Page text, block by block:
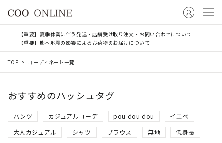
【重要】夏季休業に伴う発送・店舗受け取り注文・お問い合わせについて
【重要】熊本地震の影響によるお荷物のお届けについて
TOP コーディネート一覧
おすすめのハッシュタグ
パンツ カジュアルコーデ pou dou dou
イエベ
大人カジュアル
シャツ ブラウス 無地
低身長